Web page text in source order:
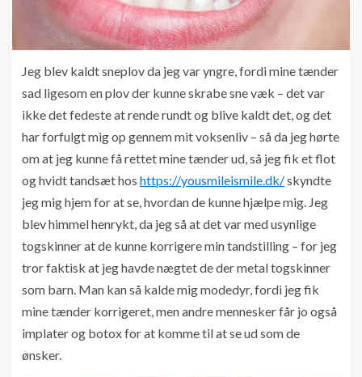
Jeg blev kaldt sneplov da jeg var yngre, fordi mine tænder
sad ligesom en plov der kunne skrabe sne væk – det var
ikke det fedeste at rende rundt og blive kaldt det, og det
har forfulgt mig op gennem mit voksenliv – så da jeg hørte
om at jeg kunne få rettet mine tænder ud, så jeg fik et flot
og hvidt tandsæt hos https://yousmileismile.dk/skyndte
jeg mig hjem for at se, hvordan de kunne hjælpe mig. Jeg
blev himmel henrykt, da jeg så at det var med usynlige
togskinner at de kunne korrigere min tandstilling – for jeg
tror faktisk at jeg havde nægtet de der metal togskinner
som barn. Man kan så kalde mig modedyr, fordi jeg fik
mine tænder korrigeret, men andre mennesker får jo også
implater og botox for at komme til at se ud som de
ønsker.